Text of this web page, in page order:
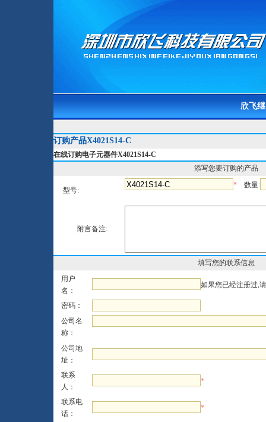
欣飞
订购产品X4021S14-C
在线订购电子元器件X4021S14-C
添写您要订购的产品
型号:
* 数量:
附言备注:
填写您的联系信息
用户
名：
如果您已经注册过,
密码：
公司名
称：
公司地
址：
联系
人：
*
联系电
话：
*